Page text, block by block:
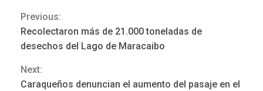
Continue
Reading
Previous:
Recolectaron más de 21.000 toneladas de
desechos del Lago de Maracaibo
Next:
Caraqueños denuncian el aumento del pasaje en el
3
LATINOAMÉRICA Y CARIBE
TITULARES
ÚLTIMA HORA
armados